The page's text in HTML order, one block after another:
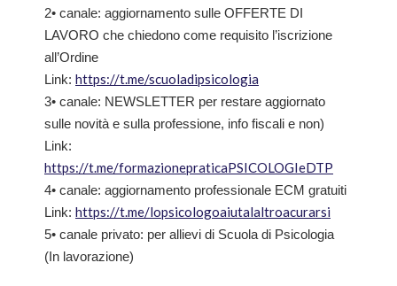
2• canale: aggiornamento sulle OFFERTE DI
LAVORO che chiedono come requisito l’iscrizione
all’Ordine
Link: https://t.me/scuoladipsicologia
3• canale: NEWSLETTER per restare aggiornato
sulle novità e sulla professione, info fiscali e non)
Link:
https://t.me/formazionepraticaPSICOLOGIeDTP
4• canale: aggiornamento professionale ECM gratuiti
Link: https://t.me/lopsicologoaiutalaltroacurarsi
5• canale privato: per allievi di Scuola di Psicologia
(In lavorazione)